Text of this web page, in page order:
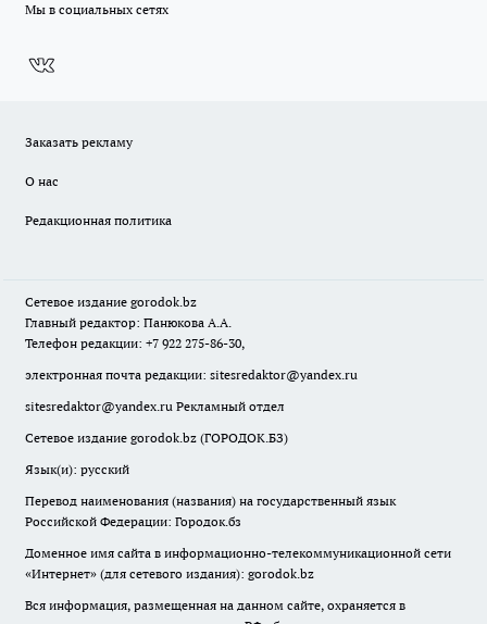
Мы в социальных сетях
Заказать рекламу
О нас
Редакционная политика
Сетевое издание gorodok.bz
Главный редактор: Панюкова А.А.
Телефон редакции: +7 922 275-86-30,
электронная почта редакции: sitesredaktor@yandex.ru
sitesredaktor@yandex.ru Рекламный отдел
Сетевое издание gorodok.bz (ГОРОДОК.БЗ)
Язык(и): русский
Перевод наименования (названия) на государственный язык
Российской Федерации: Городок.бз
Доменное имя сайта в информационно-телекоммуникационной сети
«Интернет» (для сетевого издания): gorodok.bz
Вся информация, размещенная на данном сайте, охраняется в